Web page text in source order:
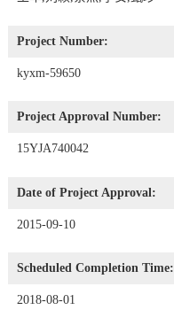
Project Number:
kyxm-59650
Project Approval Number:
15YJA740042
Date of Project Approval:
2015-09-10
Scheduled Completion Time:
2018-08-01